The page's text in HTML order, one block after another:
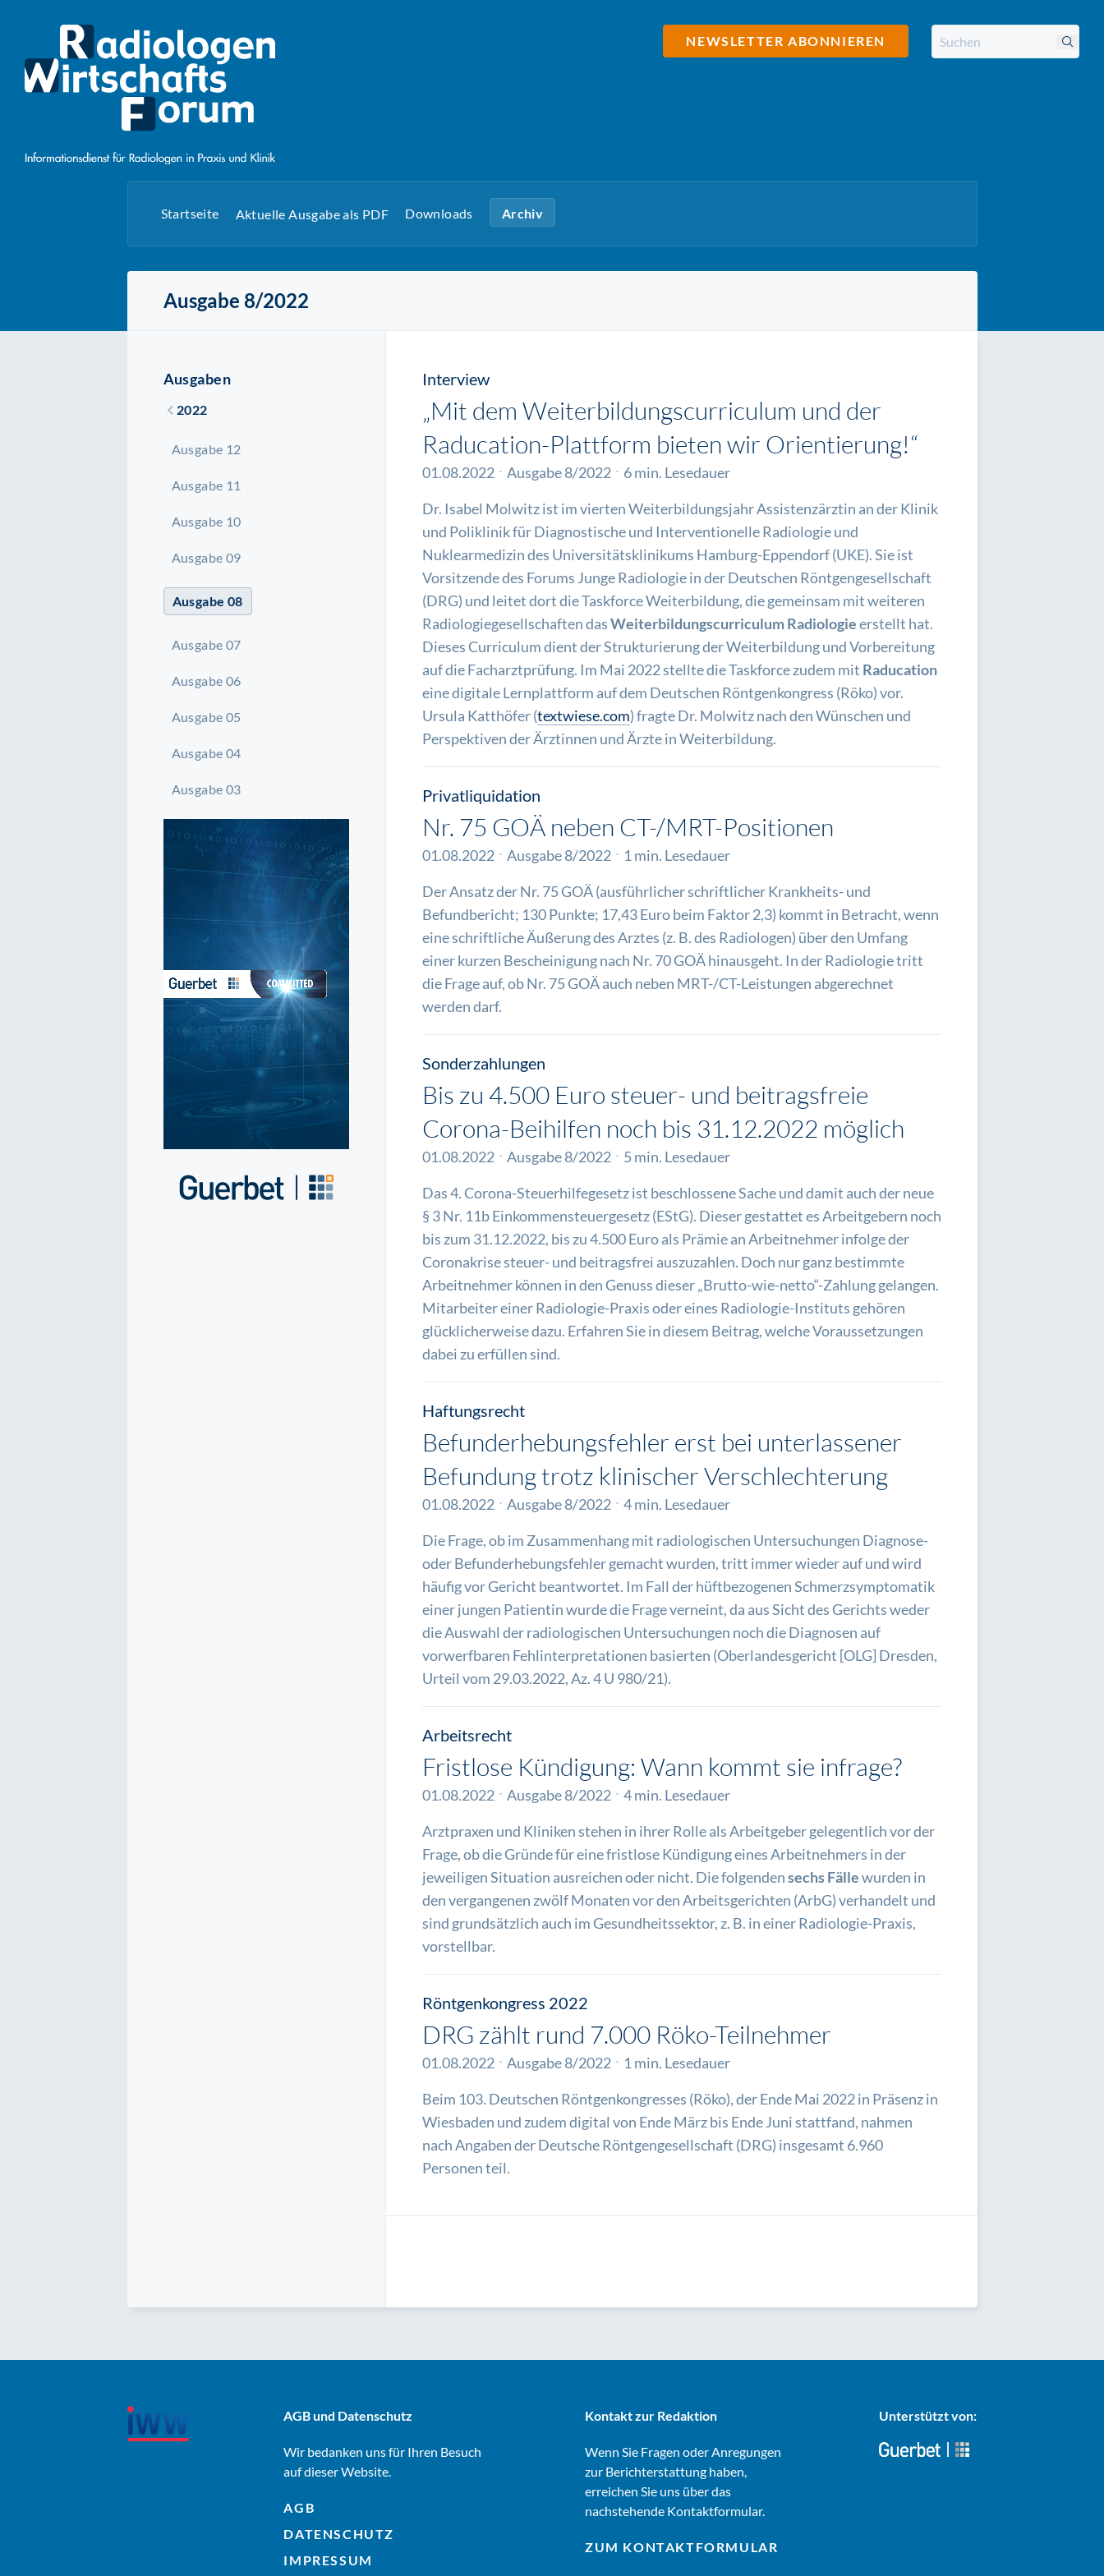
NEWSLETTER ABONNIEREN
Startseite Aktuelle Ausgabe als PDF Downloads Archiv
Ausgabe 8/2022
Ausgaben
2022
Ausgabe 12
Ausgabe 11
Ausgabe 10
Ausgabe 09
Ausgabe 08
Ausgabe 07
Ausgabe 06
Ausgabe 05
Ausgabe 04
Ausgabe 03
Interview
„Mit dem Weiterbildungscurriculum und der
Raducation-Plattform bieten wir Orientierung!“
01.08.2022 Ausgabe 8/2022
6 min. Lesedauer
Dr. Isabel Molwitz ist im vierten Weiterbildungsjahr Assistenzärztin an der Klinik
und Poliklinik für Diagnostische und Interventionelle Radiologie und
Nuklearmedizin des Universitätsklinikums Hamburg-Eppendorf (UKE). Sie ist
Vorsitzende des Forums Junge Radiologie in der Deutschen Röntgengesellschaft
(DRG) und leitet dort die Taskforce Weiterbildung, die gemeinsam mit weiteren
Radiologiegesellschaften dasWeiterbildungscurriculum Radiologieerstellt hat.
Dieses Curriculum dient der Strukturierung der Weiterbildung und Vorbereitung
auf die Facharztprüfung. Im Mai 2022 stellte die Taskforce zudem mit Raducation
eine digitale Lernplattform auf dem Deutschen Röntgenkongress (Röko) vor.
Ursula Katthöfer (textwiese.com) fragte Dr. Molwitz nach den Wünschen und
Perspektiven der Ärztinnen und Ärzte in Weiterbildung.
Privatliquidation
Nr. 75 GOÄ neben CT-/MRT-Positionen
01.08.2022 Ausgabe 8/2022
1 min. Lesedauer
Der Ansatz der Nr. 75 GOÄ (ausführlicher schriftlicher Krankheits- und
Befundbericht; 130 Punkte; 17,43 Euro beim Faktor 2,3) kommt in Betracht, wenn
eine schriftliche Äußerung des Arztes (z. B. des Radiologen) über den Umfang
einer kurzen Bescheinigung nach Nr. 70 GOÄ hinausgeht. In der Radiologie tritt
die Frage auf, ob Nr. 75 GOÄ auch neben MRT-/CT-Leistungen abgerechnet
werden darf.
Sonderzahlungen
Bis zu 4.500 Euro steuer- und beitragsfreie
Corona-Beihilfen noch bis 31.12.2022 möglich
01.08.2022 Ausgabe 8/2022
5 min. Lesedauer
Das 4. Corona-Steuerhilfegesetz ist beschlossene Sache und damit auch der neue
§ 3 Nr. 11b Einkommensteuergesetz (EStG). Dieser gestattet es Arbeitgebern noch
bis zum 31.12.2022, bis zu 4.500 Euro als Prämie an Arbeitnehmer infolge der
Coronakrise steuer- und beitragsfrei auszuzahlen. Doch nur ganz bestimmte
Arbeitnehmer können in den Genuss dieser „Brutto-wie-netto“-Zahlung gelangen.
Mitarbeiter einer Radiologie-Praxis oder eines Radiologie-Instituts gehören
glücklicherweise dazu. Erfahren Sie in diesem Beitrag, welche Voraussetzungen
dabei zu erfüllen sind.
Haftungsrecht
Befunderhebungsfehler erst bei unterlassener
Befundung trotz klinischer Verschlechterung
01.08.2022 Ausgabe 8/2022
4 min. Lesedauer
Die Frage, ob im Zusammenhang mit radiologischen Untersuchungen Diagnose-
oder Befunderhebungsfehler gemacht wurden, tritt immer wieder auf und wird
häufig vor Gericht beantwortet. Im Fall der hüftbezogenen Schmerzsymptomatik
einer jungen Patientin wurde die Frage verneint, da aus Sicht des Gerichts weder
die Auswahl der radiologischen Untersuchungen noch die Diagnosen auf
vorwerfbaren Fehlinterpretationen basierten (Oberlandesgericht [OLG] Dresden,
Urteil vom 29.03.2022, Az. 4 U 980/21).
Arbeitsrecht
Fristlose Kündigung: Wann kommt sie infrage?
01.08.2022 Ausgabe 8/2022
4 min. Lesedauer
Arztpraxen und Kliniken stehen in ihrer Rolle als Arbeitgeber gelegentlich vor der
Frage, ob die Gründe für eine fristlose Kündigung eines Arbeitnehmers in der
jeweiligen Situation ausreichen oder nicht. Die folgendensechs Fällewurden in
den vergangenen zwölf Monaten vor den Arbeitsgerichten (ArbG) verhandelt und
sind grundsätzlich auch im Gesundheitssektor, z. B. in einer Radiologie-Praxis,
vorstellbar.
Röntgenkongress 2022
DRG zählt rund 7.000 Röko-Teilnehmer
01.08.2022 Ausgabe 8/2022
1 min. Lesedauer
Beim 103. Deutschen Röntgenkongresses (Röko), der Ende Mai 2022 in Präsenz in
Wiesbaden und zudem digital von Ende März bis Ende Juni stattfand, nahmen
nach Angaben der Deutsche Röntgengesellschaft (DRG) insgesamt 6.960
Personen teil.
AGB und Datenschutz
Wir bedanken uns für Ihren Besuch
auf dieser Website.
AGB
DATENSCHUTZ
IMPRESSUM
Kontakt zur Redaktion
Wenn Sie Fragen oder Anregungen
zur Berichterstattung haben,
erreichen Sie uns über das
nachstehende Kontaktformular.
ZUM KONTAKTFORMULAR
Unterstützt von: